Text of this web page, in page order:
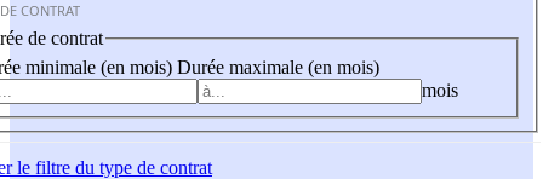
CONTRAT
de contrat
minimale (en mois) Durée maximale (en mois)
mois
le filtre du type de contrat